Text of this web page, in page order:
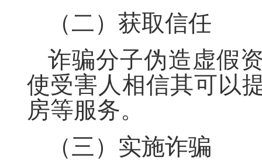
（二）获取信任
诈骗分子伪造虚假
使受害人相信其可以
房等服务。
（三）实施诈骗